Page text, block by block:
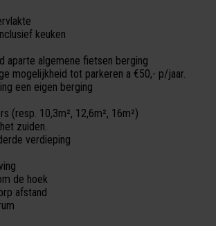
keuken
aparte algemene fietsen berging
mogelijkheid tot parkeren a €50,- p/jaar.
een eigen berging
(resp. 10,3m², 12,6m², 16m²)
zuiden.
verdieping
de hoek
afstand